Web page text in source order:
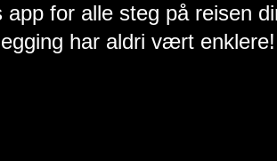
app for alle steg på reisen
har aldri vært enklere!